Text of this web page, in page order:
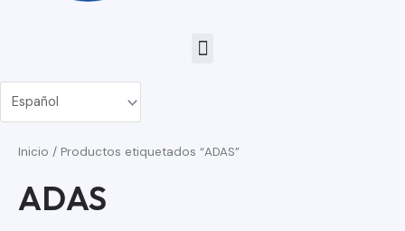
Menu
Inicio / Productos etiquetados “ADAS”
ADAS